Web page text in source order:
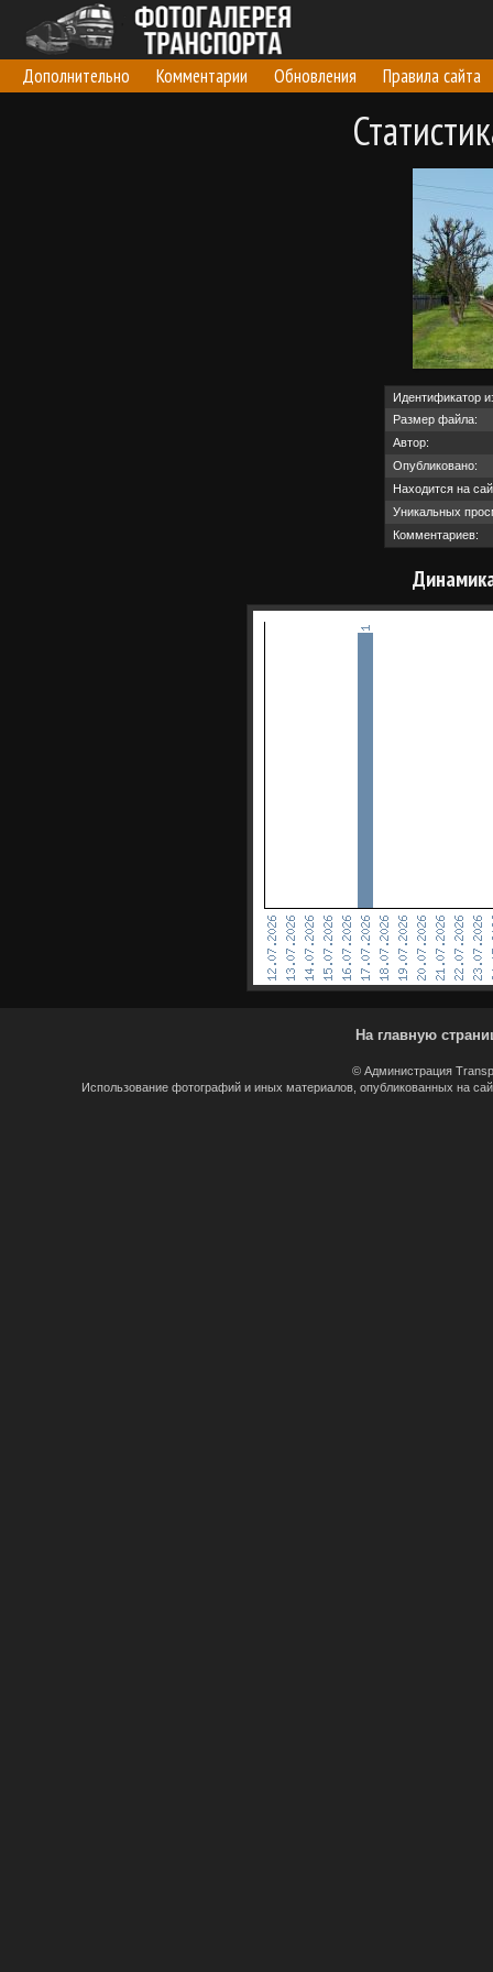
Дополнительно Комментарии Обновления Правила сайта
Идентификатор
Размер файла:
Автор:
Опубликовано:
Находится на
Уникальных
Комментариев:
На главную
© Администрация
Использование фотографий и иных материалов, опубликованных на